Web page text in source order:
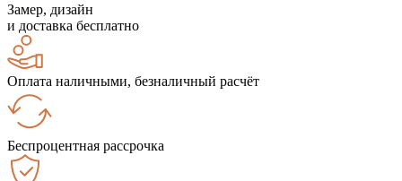
Замер, дизайн
и доставка бесплатно
Оплата наличными, безналичный расчёт
Беспроцентная рассрочка